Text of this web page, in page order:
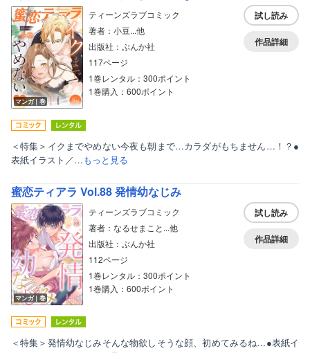
マンガ｜巻
ティーンズラブコミック
著者：小豆...他
出版社：ぶんか社
117ページ
1巻レンタル：300ポイント
1巻購入：600ポイント
試し読み
作品詳細
＜特集＞イクまでやめない今夜も朝まで…カラダがもちません…！？●
表紙イラスト／…もっと見る
蜜恋ティアラ Vol.88 発情幼なじみ
マンガ｜巻
ティーンズラブコミック
著者：なるせまこと...他
出版社：ぶんか社
112ページ
1巻レンタル：300ポイント
1巻購入：600ポイント
試し読み
作品詳細
＜特集＞発情幼なじみそんな物欲しそうな顔、初めてみるね…●表紙イ